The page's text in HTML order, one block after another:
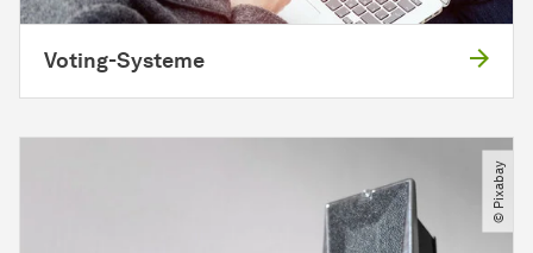
Voting-Systeme
© Pixabay